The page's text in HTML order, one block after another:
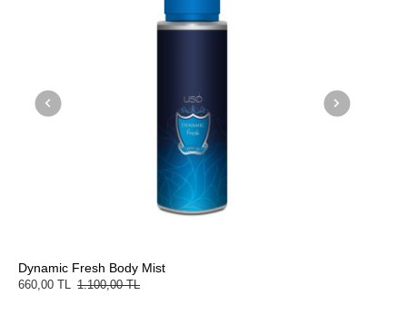
Dynamic Fresh Body Mist
660,00 TL 1.100,00 TL